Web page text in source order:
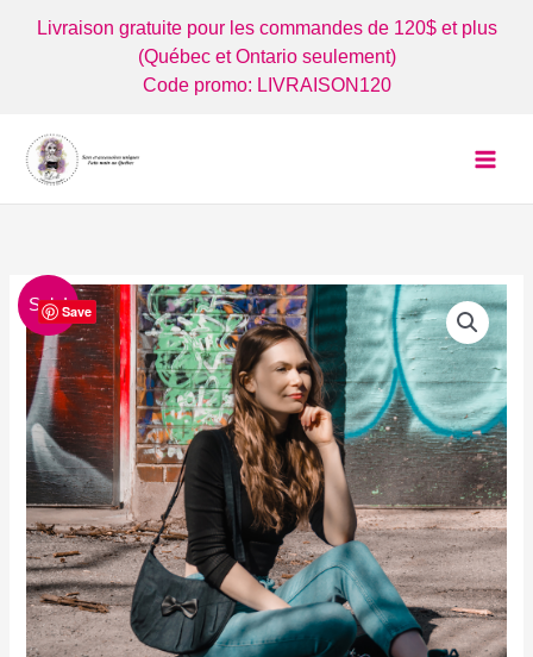
Livraison gratuite pour les commandes de 120$ et plus
(Québec et Ontario seulement)
Code promo: LIVRAISON120
Sale!Save